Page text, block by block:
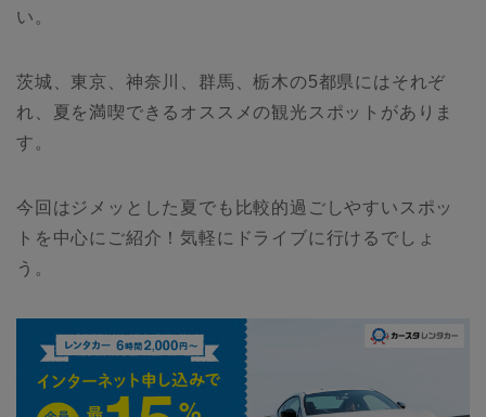
い。
茨城、東京、神奈川、群馬、栃木の5都県にはそれぞ
れ、夏を満喫できるオススメの観光スポットがありま
す。
今回はジメッとした夏でも比較的過ごしやすいスポッ
トを中心にご紹介！気軽にドライブに行けるでしょ
う。